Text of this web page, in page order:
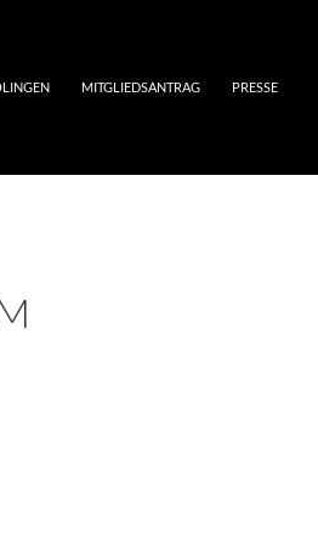
MITGLIEDSANTRAG PRESSE